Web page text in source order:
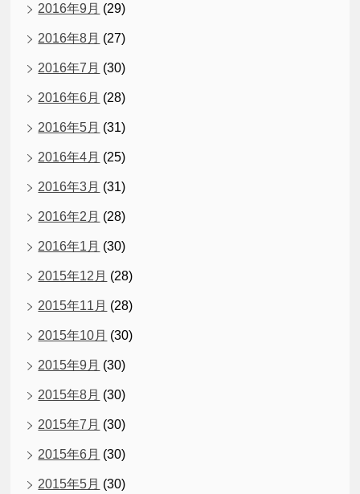
2016年9月 (29)
2016年8月 (27)
2016年7月 (30)
2016年6月 (28)
2016年5月 (31)
2016年4月 (25)
2016年3月 (31)
2016年2月 (28)
2016年1月 (30)
2015年12月 (28)
2015年11月 (28)
2015年10月 (30)
2015年9月 (30)
2015年8月 (30)
2015年7月 (30)
2015年6月 (30)
2015年5月 (30)